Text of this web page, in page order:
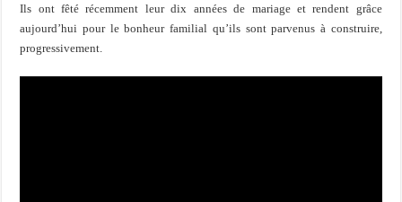
Ils ont fêté récemment leur dix années de mariage et rendent grâce
aujourd’hui pour le bonheur familial qu’ils sont parvenus à construire,
progressivement.